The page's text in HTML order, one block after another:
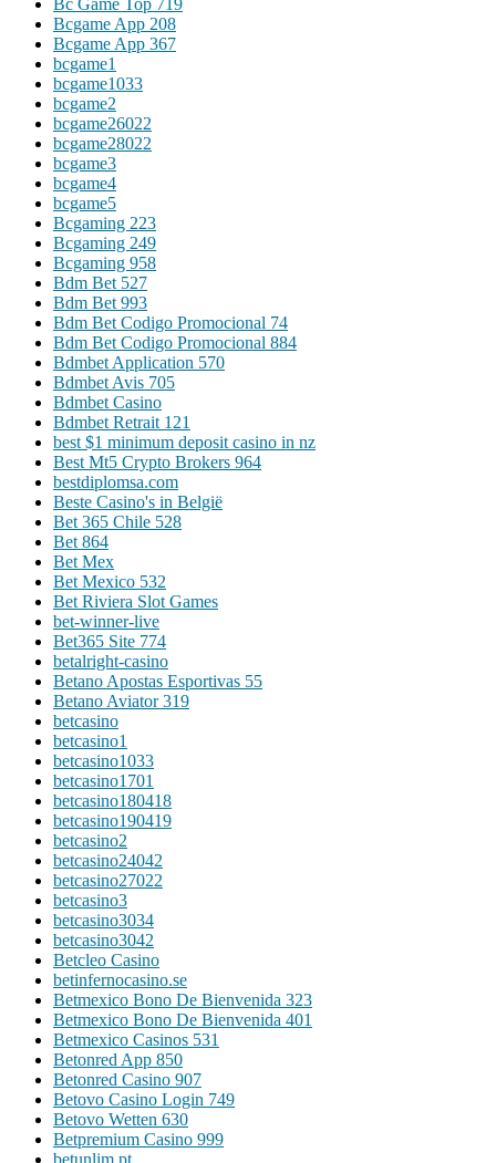
Bcgame App 208
Bcgame App 367
bcgame1
bcgame1033
bcgame2
bcgame26022
bcgame28022
bcgame3
bcgame4
bcgame5
Bcgaming 223
Bcgaming 249
Bcgaming 958
Bdm Bet 527
Bdm Bet 993
Bdm Bet Codigo Promocional 74
Bdm Bet Codigo Promocional 884
Bdmbet Application 570
Bdmbet Avis 705
Bdmbet Casino
Bdmbet Retrait 121
best $1 minimum deposit casino in nz
Best Mt5 Crypto Brokers 964
bestdiplomsa.com
Beste Casino's in België
Bet 365 Chile 528
Bet 864
Bet Mex
Bet Mexico 532
Bet Riviera Slot Games
bet-winner-live
Bet365 Site 774
betalright-casino
Betano Apostas Esportivas 55
Betano Aviator 319
betcasino
betcasino1
betcasino1033
betcasino1701
betcasino180418
betcasino190419
betcasino2
betcasino24042
betcasino27022
betcasino3
betcasino3034
betcasino3042
Betcleo Casino
betinfernocasino.se
Betmexico Bono De Bienvenida 323
Betmexico Bono De Bienvenida 401
Betmexico Casinos 531
Betonred App 850
Betonred Casino 907
Betovo Casino Login 749
Betovo Wetten 630
Betpremium Casino 999
betunlim.pt